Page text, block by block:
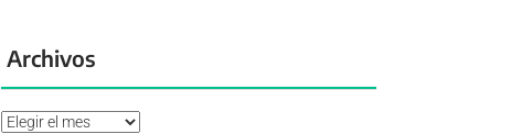
Archivos
Archivos